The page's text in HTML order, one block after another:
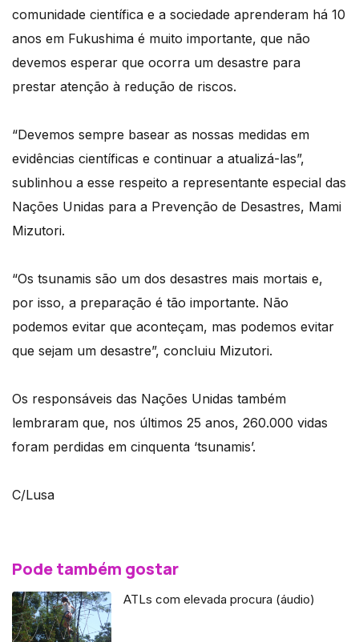
comunidade científica e a sociedade aprenderam há 10
anos em Fukushima é muito importante, que não
devemos esperar que ocorra um desastre para
prestar atenção à redução de riscos.
“Devemos sempre basear as nossas medidas em
evidências científicas e continuar a atualizá-las”,
sublinhou a esse respeito a representante especial das
Nações Unidas para a Prevenção de Desastres, Mami
Mizutori.
“Os tsunamis são um dos desastres mais mortais e,
por isso, a preparação é tão importante. Não
podemos evitar que aconteçam, mas podemos evitar
que sejam um desastre”, concluiu Mizutori.
Os responsáveis das Nações Unidas também
lembraram que, nos últimos 25 anos, 260.000 vidas
foram perdidas em cinquenta ‘tsunamis’.
C/Lusa
Pode também gostar
ATLs com elevada procura (áudio)